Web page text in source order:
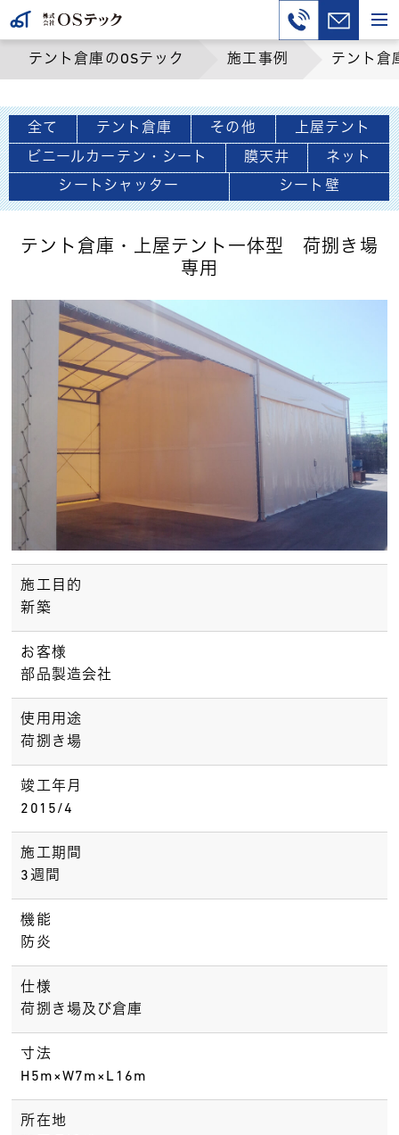
テント倉庫のOSテック 施工事例 テント倉
全て テント倉庫 その他 上屋テント
ビニールカーテン・シート 膜天井 ネット
シートシャッター シート壁
テント倉庫・上屋テント一体型 荷捌き場
専用
施工目的
新築
お客様
部品製造会社
使用用途
荷捌き場
竣工年月
2015/4
施工期間
3週間
機能
防炎
仕様
荷捌き場及び倉庫
寸法
H5m×W7m×L16m
所在地